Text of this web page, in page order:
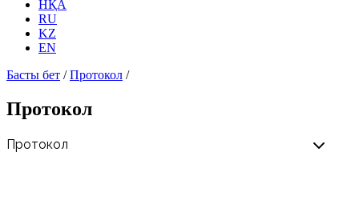
НҚА
RU
KZ
EN
Басты бет /Протокол /
Протокол